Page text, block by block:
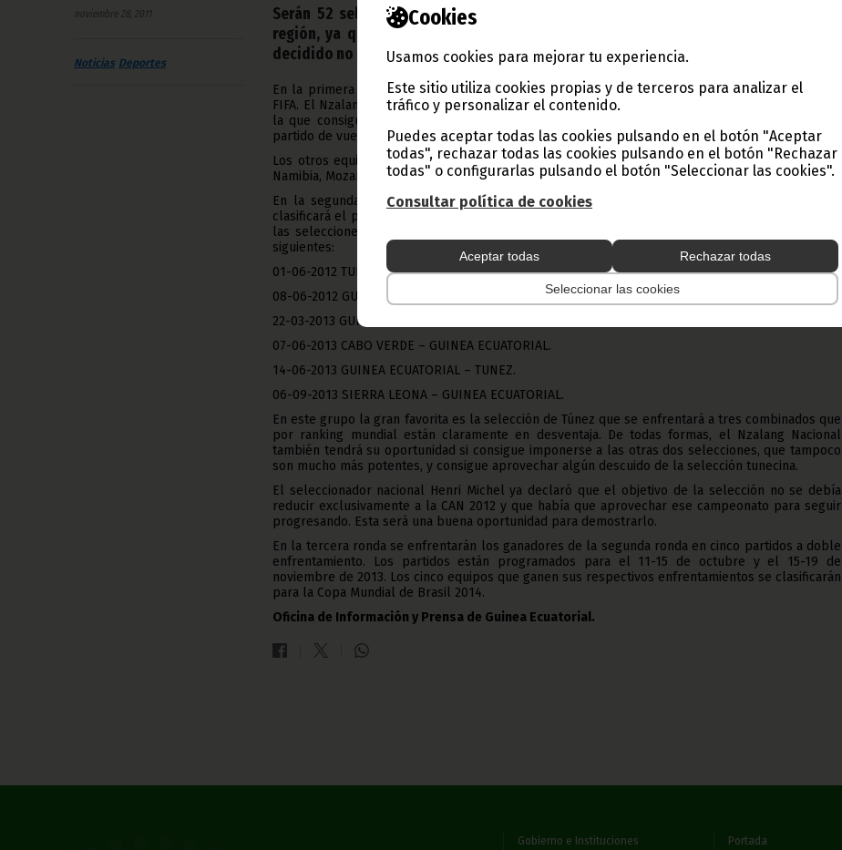
Cookies
Usamos cookies para mejorar tu experiencia.
Este sitio utiliza cookies propias y de terceros para analizar el
tráfico y personalizar el contenido.
Puedes aceptar todas las cookies pulsando en el botón "Aceptar
todas", rechazar todas las cookies pulsando en el botón "Rechazar
todas" o configurarlas pulsando el botón "Seleccionar las cookies".
Consultar política de cookies
Aceptar todas Rechazar todas
Seleccionar las cookies
noviembre 28, 2011
Noticias Deportes
Serán 52 selecciones las que se disputarán las cinco plazas disponibles para la
región, ya que a la federación africana pertenecen 53 países, pero Mauritania ha
decidido no participar en este proceso de eliminación.
En la primera ronda se enfrentaron a doble partido los países peor clasificados en el ranking
FIFA. El Nzalang Nacional se jugó su pase a la fase de grupos con la selección de Madagascar a
la que consiguió eliminar después de ganar 2-0 en el estadio de Malabo y perder 2-1 en el
partido de vuelta en Antananarivo, capital de Madagascar.
Los otros equipos que se clasificaron en esta primera ronda fueron las selecciones de Congo,
Namibia, Mozambique, Ruanda, RD del Congo, Tanzania, Togo, Kenia, Lesoto y Etiopia.
En la segunda ronda, encontramos diez grupos de cuatro equipos cada uno, de los que se
clasificará el primero de cada grupo. El Nzalang Nacional está encuadrado en el grupo B junto a
las selecciones de Túnez, Sierra Leona y Cabo Verde. Los partidos y fechas a disputar son los
siguientes:
01-06-2012 TUNEZ – GUINEA ECUATORIAL.
08-06-2012 GUINEA ECUATORIAL – SIERRA LEONA.
22-03-2013 GUINEA ECUATORIAL – CABO VERDE.
07-06-2013 CABO VERDE – GUINEA ECUATORIAL.
14-06-2013 GUINEA ECUATORIAL – TUNEZ.
06-09-2013 SIERRA LEONA – GUINEA ECUATORIAL.
En este grupo la gran favorita es la selección de Túnez que se enfrentará a tres combinados que
por ranking mundial están claramente en desventaja. De todas formas, el Nzalang Nacional
también tendrá su oportunidad si consigue imponerse a las otras dos selecciones, que tampoco
son mucho más potentes, y consigue aprovechar algún descuido de la selección tunecina.
El seleccionador nacional Henri Michel ya declaró que el objetivo de la selección no se debía
reducir exclusivamente a la CAN 2012 y que había que aprovechar ese campeonato para seguir
progresando. Esta será una buena oportunidad para demostrarlo.
En la tercera ronda se enfrentarán los ganadores de la segunda ronda en cinco partidos a doble
enfrentamiento. Los partidos están programados para el 11-15 de octubre y el 15-19 de
noviembre de 2013. Los cinco equipos que ganen sus respectivos enfrentamientos se clasificarán
para la Copa Mundial de Brasil 2014.
Oficina de Información y Prensa de Guinea Ecuatorial.
Gobierno e Instituciones Portada